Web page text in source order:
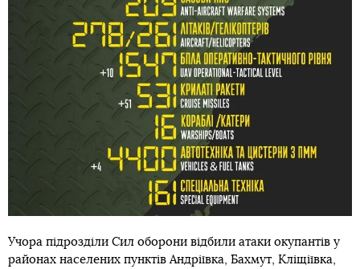
Учора підрозділи Сил оборони відбили атаки окупантів у
районах населених пунктів Андріївка, Бахмут, Кліщіївка,